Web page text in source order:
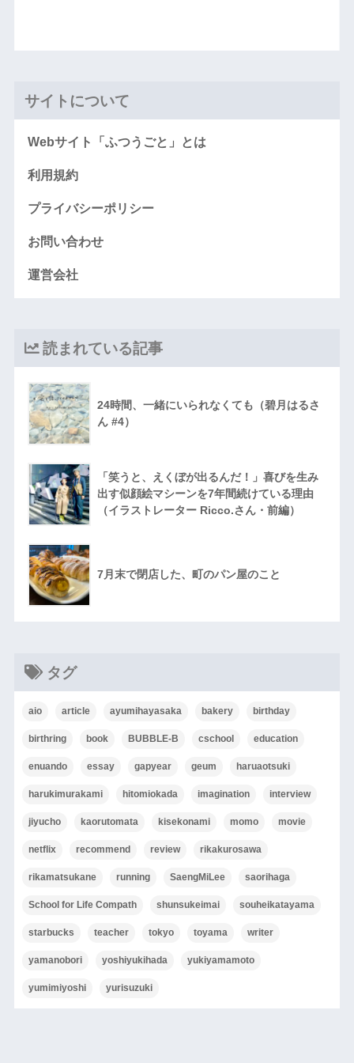
サイトについて
Webサイト「ふつうごと」とは
利用規約
プライバシーポリシー
お問い合わせ
運営会社
読まれている記事
24時間、一緒にいられなくても（碧月はるさ
ん #4）
「笑うと、えくぼが出るんだ！」喜びを生み
出す似顔絵マシーンを7年間続けている理由
（イラストレーター Ricco.さん・前編）
7月末で閉店した、町のパン屋のこと
タグ
aio article ayumihayasaka bakery birthday
birthring book BUBBLE-B cschool education
enuando essay gapyear geum haruaotsuki
harukimurakami hitomiokada imagination interview
jiyucho kaorutomata kisekonami momo movie
netflix recommend review rikakurosawa
rikamatsukane running SaengMiLee saorihaga
School for Life Compath shunsukeimai souheikatayama
starbucks teacher tokyo toyama writer
yamanobori yoshiyukihada yukiyamamoto
yumimiyoshi yurisuzuki